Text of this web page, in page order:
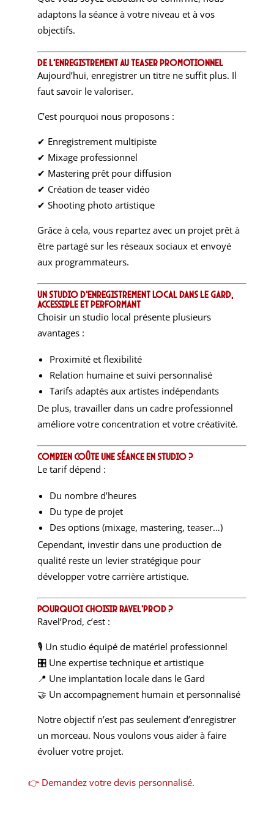
adaptons la séance à votre niveau et à vos
objectifs.
De l’enregistrement au teaser promotionnel
Aujourd’hui, enregistrer un titre ne suffit plus. Il
faut savoir le valoriser.
C’est pourquoi nous proposons :
✔ Enregistrement multipiste
✔ Mixage professionnel
✔ Mastering prêt pour diffusion
✔ Création de teaser vidéo
✔ Shooting photo artistique
Grâce à cela, vous repartez avec un projet prêt à
être partagé sur les réseaux sociaux et envoyé
aux programmateurs.
Un studio d’enregistrement local dans le Gard,
accessible et performant
Choisir un studio local présente plusieurs
avantages :
Proximité et flexibilité
Relation humaine et suivi personnalisé
Tarifs adaptés aux artistes indépendants
De plus, travailler dans un cadre professionnel
améliore votre concentration et votre créativité.
Combien coûte une séance en studio ?
Le tarif dépend :
Du nombre d’heures
Du type de projet
Des options (mixage, mastering, teaser…)
Cependant, investir dans une production de
qualité reste un levier stratégique pour
développer votre carrière artistique.
Pourquoi choisir Ravel’Prod ?
Ravel’Prod, c’est :
🎙 Un studio équipé de matériel professionnel
🎛 Une expertise technique et artistique
📍 Une implantation locale dans le Gard
🤝 Un accompagnement humain et personnalisé
Notre objectif n’est pas seulement d’enregistrer
un morceau. Nous voulons vous aider à faire
évoluer votre projet.
👉 Demandez votre devis personnalisé.